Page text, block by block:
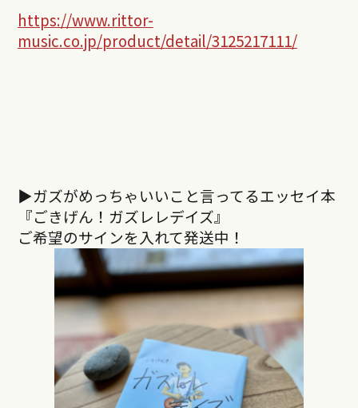
https://www.rittor-
music.co.jp/product/detail/3125217111/
▶︎ガズがめっちゃいいこと言ってるエッセイ本
『ごきげん！ガズレレデイズ』
ご希望のサインを入れて発送中！